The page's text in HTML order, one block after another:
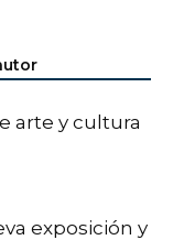
arte y cultura
exposición y